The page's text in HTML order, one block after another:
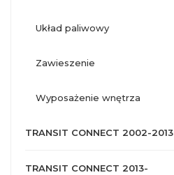
układ paliwowy
zawieszenie
wyposażenie wnętrza
TRANSIT CONNECT 2002-2013
TRANSIT CONNECT 2013-